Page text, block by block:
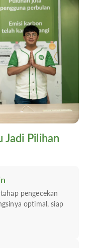
Jadi Pilihan
pengecekan
optimal, siap